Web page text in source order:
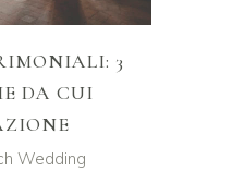
3
DA CUI
Wedding